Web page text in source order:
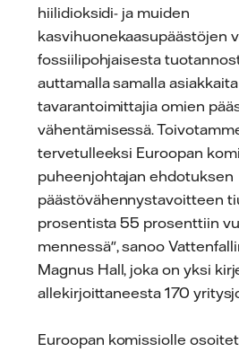
hiilidioksidi- ja muiden
kasvihuonekaasupäästöjen
fossiilipohjaisesta
auttamalla samalla
tavarantoimittajia omien
vähentämisessä.
tervetulleeksi Euroopan
puheenjohtajan ehdotuksen
päästövähennystavoitteen
prosentista 55 prosenttiin
mennessä", sanoo
Magnus Hall, joka on yksi
allekirjoittaneesta 170
Euroopan komissiolle